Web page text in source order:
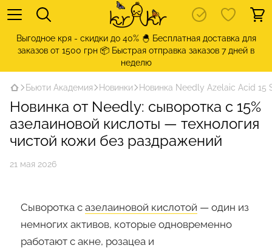
Выгодное кря - скидки до 40% 🐣 Бесплатная доставка для
заказов от 1500 грн 📦 Быстрая отправка заказов 7 дней в
неделю
Бьюти Академия Новинки Новинка Needly Azelaic Acid 15
Новинка от Needly: сыворотка с 15%
азелаиновой кислоты — технология
чистой кожи без раздражений
21 мая 2026
Сыворотка с азелаиновой кислотой — один из
немногих активов, которые одновременно
работают с акне, розацеа и